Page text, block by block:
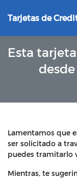
Tarjetas de
Esta
Lamentamos que
ser solicitado a
puedes tramitarlo
Mientras, te